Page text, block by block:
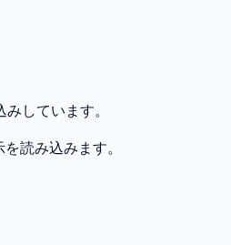
みしています。
読み込みます。